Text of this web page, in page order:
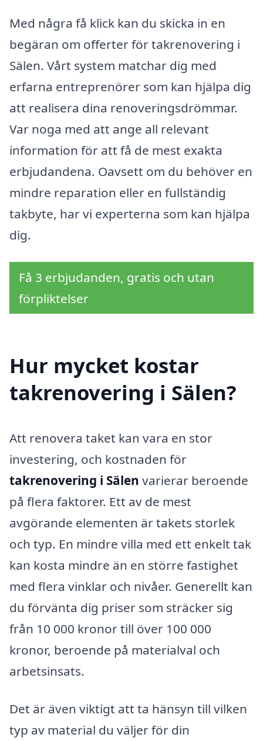
Med några få klick kan du skicka in en
begäran om offerter för takrenovering i
Sälen. Vårt system matchar dig med
erfarna entreprenörer som kan hjälpa dig
att realisera dina renoveringsdrömmar.
Var noga med att ange all relevant
information för att få de mest exakta
erbjudandena. Oavsett om du behöver en
mindre reparation eller en fullständig
takbyte, har vi experterna som kan hjälpa
dig.
Få 3 erbjudanden, gratis och utan
förpliktelser
Hur mycket kostar
takrenovering i Sälen?
Att renovera taket kan vara en stor
investering, och kostnaden för
takrenovering i Sälen varierar beroende
på flera faktorer. Ett av de mest
avgörande elementen är takets storlek
och typ. En mindre villa med ett enkelt tak
kan kosta mindre än en större fastighet
med flera vinklar och nivåer. Generellt kan
du förvänta dig priser som sträcker sig
från 10 000 kronor till över 100 000
kronor, beroende på materialval och
arbetsinsats.
Det är även viktigt att ta hänsyn till vilken
typ av material du väljer för din